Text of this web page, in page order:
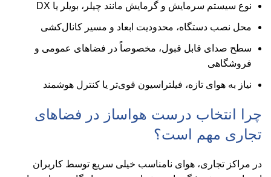
نوع سیستم سرمایش و گرمایش مانند چیلر، بویلر یا DX
محل نصب دستگاه، محدودیت ابعاد و مسیر کانال‌کشی
سطح صدای قابل قبول، مخصوصاً در فضاهای عمومی و
فروشگاهی
نیاز به هوای تازه، فیلتراسیون قوی‌تر یا کنترل هوشمند
چرا انتخاب درست هواساز در فضاهای
تجاری مهم است؟
در مراکز تجاری، هوای نامناسب خیلی سریع توسط کاربران